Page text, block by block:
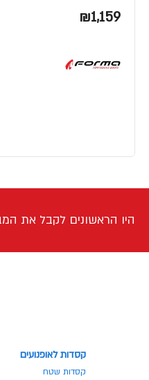
₪1,159
היו הראשונים לקבל את
קסדות לאופנועים
קסדות שטח